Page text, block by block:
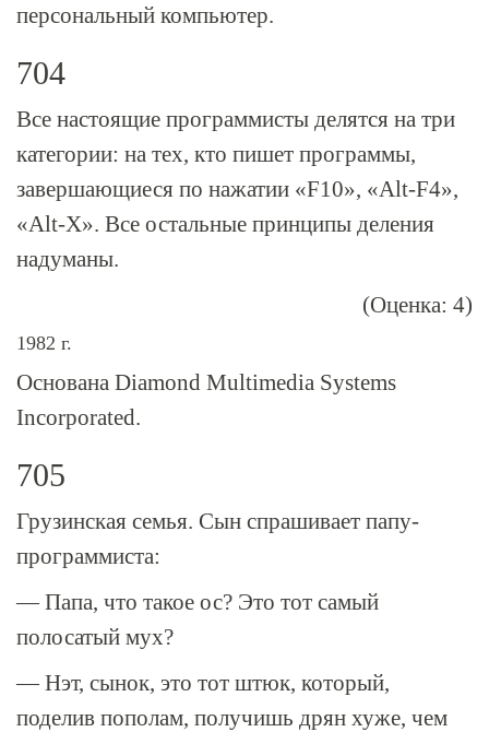
персональный компьютер.
704
Все настоящие программисты делятся на три
категории: на тех, кто пишет программы,
завершающиеся по нажатии «F10», «Аlt-F4»,
«Аlt-Х». Все остальные принципы деления
надуманы.
(Оценка: 4)
1982 г.
Основана Diamond Multimedia Systems
Incorporated.
705
Грузинская семья. Сын спрашивает папу-
программиста:
— Папа, что такое ос? Это тот самый
полосатый мух?
— Нэт, сынок, это тот штюк, который,
поделив пополам, получишь дрян хуже, чем